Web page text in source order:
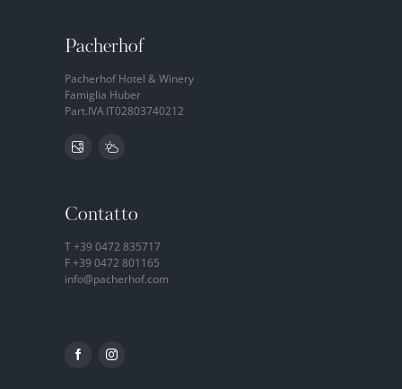
Pacherhof
Pacherhof Hotel & Winery
Famiglia Huber
Part.IVAIT02803740212
Contatto
T+39 0472 835717
F +39 0472 801165
info@pacherhof.com